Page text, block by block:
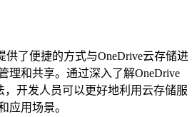
供了便捷的方式与OneDrive云存储进
理和共享。通过深入了解OneDrive
，开发人员可以更好地利用云存储服
应用场景。